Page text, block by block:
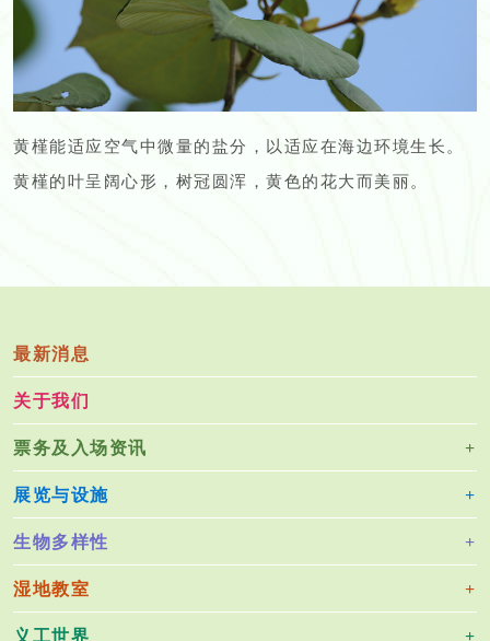
黄槿能适应空气中微量的盐分，以适应在海边环境生长。
黄槿的叶呈阔心形，树冠圆浑，黄色的花大而美丽。
最新消息
关于我们
票务及入场资讯
展览与设施
生物多样性
湿地教室
义工世界